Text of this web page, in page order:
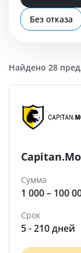
Без отказа
Найдено 28
Сумма
1 000 – 100
Срок
5 - 210 дней